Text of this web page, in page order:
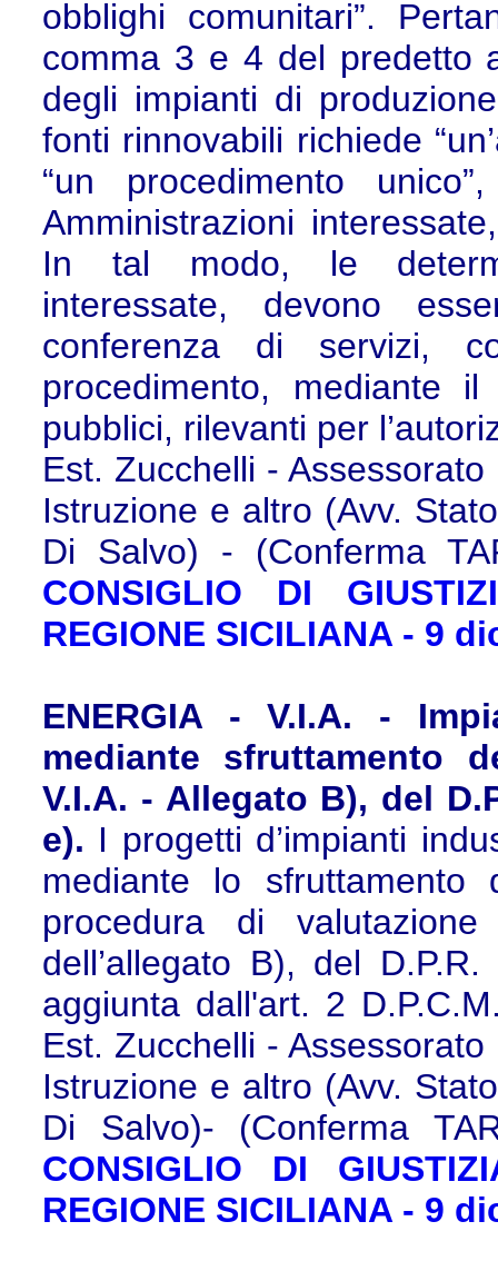
obblighi comunitari”.
comma 3 e 4 del predetto
degli impianti di
fonti rinnovabili richiede
“un procedimento
Amministrazioni
In tal modo, le
interessate, devono
conferenza di servizi,
procedimento, mediante
pubblici, rilevanti per
Est. Zucchelli -
Istruzione e altro (Avv.
Di Salvo) - (Conferma
CONSIGLIO DI
REGIONE SICILIANA - 9
ENERGIA - V.I.A. -
mediante sfruttamento
V.I.A. - Allegato B), del
e). I progetti d’impianti
mediante lo
procedura di
dell’allegato B), del
aggiunta dall'art. 2
Est. Zucchelli -
Istruzione e altro (Avv.
Di Salvo)- (Conferma
CONSIGLIO DI
REGIONE SICILIANA - 9